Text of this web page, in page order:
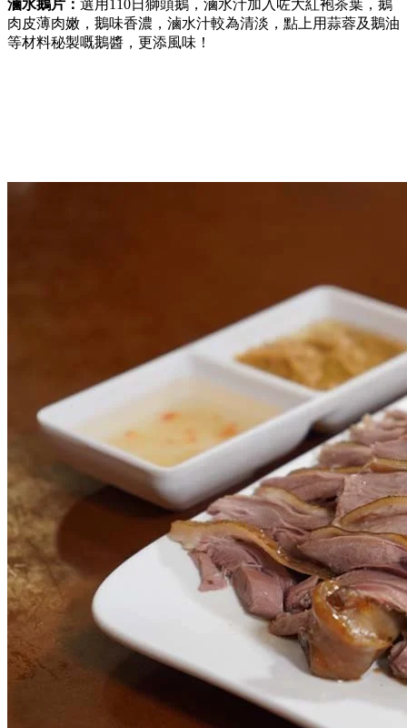
滷水鵝片： 選用110日獅頭鵝，滷水汁加入咗大紅袍茶葉，鵝
肉皮薄肉嫩，鵝味香濃，滷水汁較為清淡，點上用蒜蓉及鵝油
等材料秘製嘅鵝醬，更添風味！